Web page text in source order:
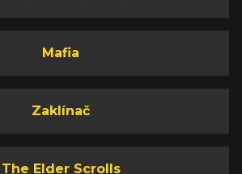
Mafia
Zaklínač
The Elder Scrolls